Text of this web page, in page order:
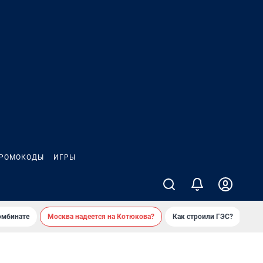
ИГРЫ
Москва надеется на Котюкова? Как строили ГЭС?